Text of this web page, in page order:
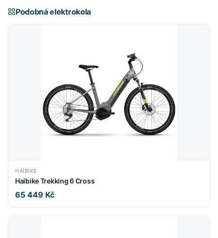
Podobná elektrokola
HAIBIKE
Haibike Trekking 6 Cross
65 449 Kč